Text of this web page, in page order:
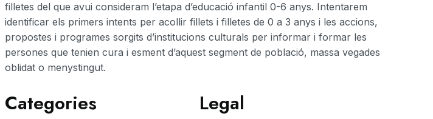
filletes del que avui consideram l’etapa d’educació infantil 0-6 anys. Intentarem
identificar els primers intents per acollir fillets i filletes de 0 a 3 anys i les accions,
propostes i programes sorgits d’institucions culturals per informar i formar les
persones que tenien cura i esment d’aquest segment de població, massa vegades
oblidat o menystingut.
Categories Legal